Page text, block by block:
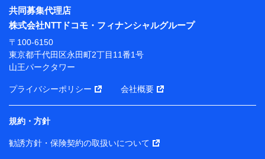
※ パーソナルデータダッシュボードの「第三者提供の
管理」の設定状態にかかわらず、共同利用する場合があ
ります。
※ dポイントクラブ会員ではないお客さま（2019年12
月11日以降、一度もdポイントクラブ会員であったこと
がないお客さまに限る）に関する、2019年12月10日以
前に取得した個人データは、こちら の利用目的の範囲内
当社は株式会社NTTドコモ・フィナンシャルグループ
との間で、以下のとおり個人データを共同利用しま
す。
共同募集代理店
株式会社NTTドコモ・フィナンシャルグループ
〒100-6150
東京都千代田区永田町2丁目11番1号
山王パークタワー
プライバシーポリシー 会社概要
規約・方針
勧誘方針・保険契約の取扱いについて